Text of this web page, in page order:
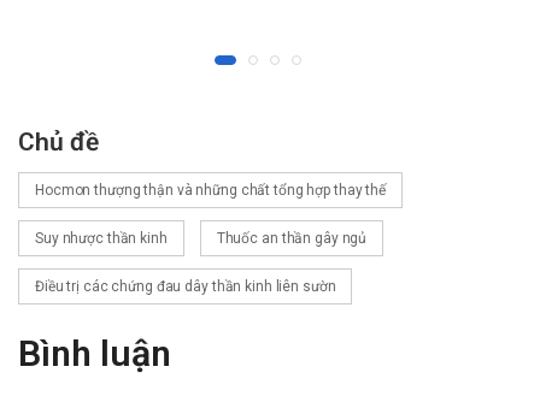
móc
Thận trọng khi sử dùng cho người lái xe và vận hành máy
móc.
Thắc mắc xin liên hệ bác sĩ hoặc dược sĩ để được giải đáp
chính xác nhất.
Thường gặp:
Chủ đề
Hocmon thượng thận và những chất tổng hợp thay thế
Suy nhược thần kinh Thuốc an thần gây ngủ
Điều trị các chứng đau dây thần kinh liên sườn
Bình luận